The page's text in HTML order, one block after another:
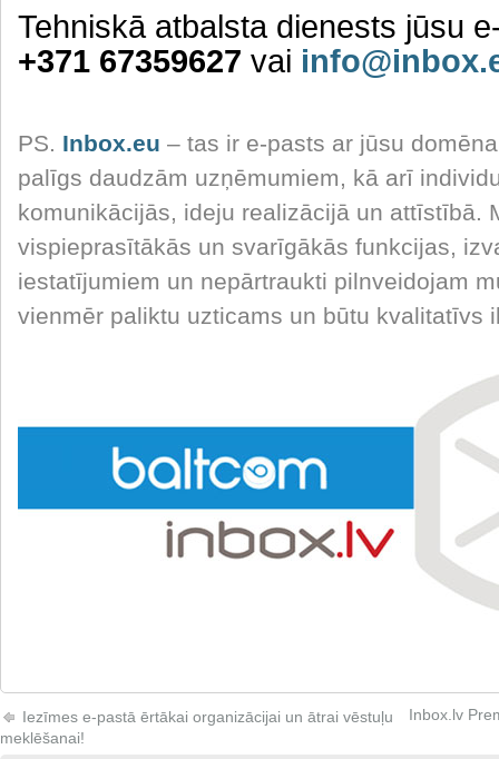
Tehniskā atbalsta dienests jūsu
+371 67359627 vai
PS. Inbox.eu – tas ir e-pasts ar jūsu
palīgs daudzām uzņēmumiem, kā arī
komunikācijās, ideju realizācijā un attīstībā.
vispieprasītākās un svarīgākās funkcijas,
iestatījumiem un nepārtraukti pilnveidojam
vienmēr paliktu uzticams un būtu kvalitatīvs
Iezīmes e-pastā ērtākai organizācijai un ātrai vēstuļu
meklēšanai!
Inbox.lv